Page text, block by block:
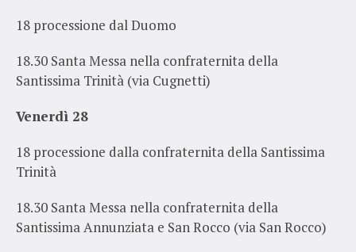
18 processione dal Duomo
18.30 Santa Messa nella confraternita della
Santissima Trinità (via Cugnetti)
Venerdì 28
18 processione dalla confraternita della Santissima
Trinità
18.30 Santa Messa nella confraternita della
Santissima Annunziata e San Rocco (via San Rocco)